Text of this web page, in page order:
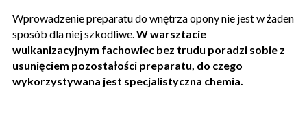
Wprowadzenie preparatu do wnętrza opony nie jest w żaden
sposób dla niej szkodliwe. W warsztacie
wulkanizacyjnym fachowiec bez trudu poradzi sobie z
usunięciem pozostałości preparatu, do czego
wykorzystywana jest specjalistyczna chemia.